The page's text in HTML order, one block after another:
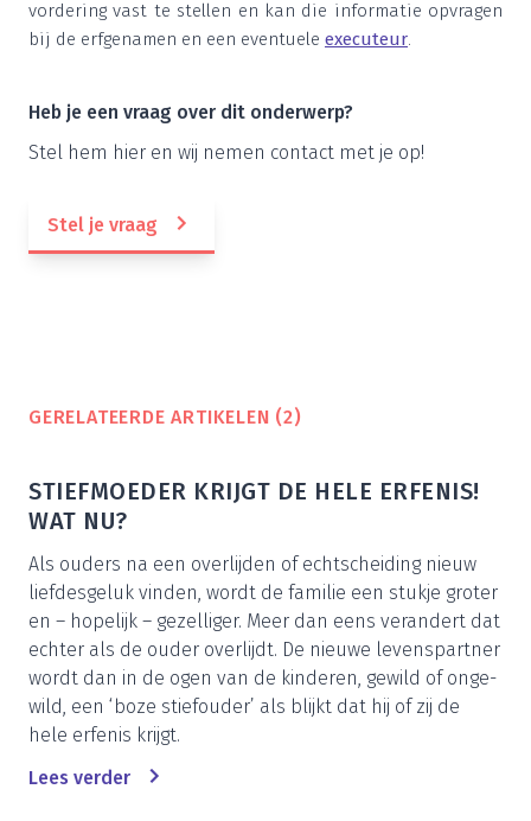
vor­de­ring vast te stel­len en kan die infor­ma­tie opvra­gen
bij de erf­ge­na­men en een even­tu­e­le exe­cu­teur.
Heb je een vraag over dit onderwerp?
Stel hem hier en wij nemen con­tact met je op!
Stel je vraag
GERE­LA­TEER­DE ARTI­KE­LEN (2)
STIEF­MOE­DER KRIJGT DE HELE ERFE­NIS!
WAT NU?
Als ouders na een over­lij­den of echt­schei­ding nieuw
lief­des­ge­luk vin­den, wordt de fami­lie een stuk­je gro­ter
en – hope­lijk – gezel­li­ger. Meer dan eens ver­an­dert dat
ech­ter als de ouder over­lijdt. De nieu­we levens­part­ner
wordt dan in de ogen van de kin­de­ren, gewild of onge­
wild, een ‘boze stief­ou­der’ als blijkt dat hij of zij de
hele erfe­nis krijgt.
Lees ver­der